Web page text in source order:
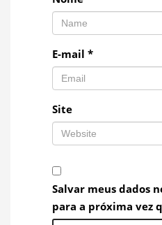
E-mail *
Site
Salvar meus dados
para a próxima vez